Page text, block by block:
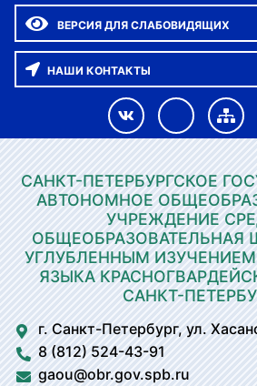
ВЕРСИЯ ДЛЯ СЛАБОВИДЯЩИХ
НАШИ КОНТАКТЫ
САНКТ-ПЕТЕРБУРГСКОЕ
АВТОНОМНОЕ
УЧРЕЖДЕНИЕ
ОБЩЕОБРАЗОВАТЕЛЬНАЯ
УГЛУБЛЕННЫМ
ЯЗЫКА
САНКТ-
г. Санкт-Петербург, ул.
8 (812) 524-43-91
gaou@obr.gov.spb.ru